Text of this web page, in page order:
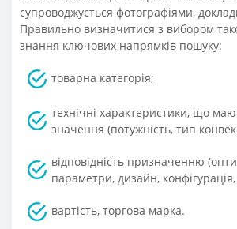
супроводжується фотографіями,
Правильно визначитися з вибором
знання ключових напрямків пошуку:
товарна категорія;
технічні характеристики, що
значення (потужність, тип
відповідність призначенню
параметри, дизайн,
вартість, торгова марка.